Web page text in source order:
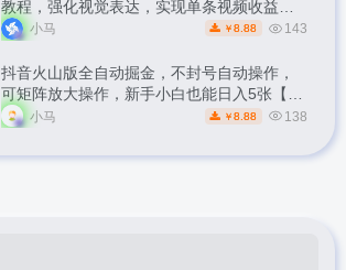
教程，强化视觉表达，实现单条视频收益破
1k
小马 ￥ 8.88 143
抖音火山版全自动掘金，不封号自动操作，
可矩阵放大操作，新手小白也能日入5张【揭
秘】小马 ￥ 8.88 138